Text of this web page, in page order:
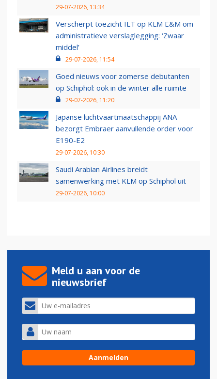
29-07-2026, 13:34
Verscherpt toezicht ILT op KLM E&M om
administratieve verslaglegging: ‘Zwaar
middel’
29-07-2026, 11:54
Goed nieuws voor zomerse debutanten
op Schiphol: ook in de winter alle ruimte
29-07-2026, 11:20
Japanse luchtvaartmaatschappij ANA
bezorgt Embraer aanvullende order voor
E190-E2
29-07-2026, 10:30
Saudi Arabian Airlines breidt
samenwerking met KLM op Schiphol uit
29-07-2026, 10:00
Meld u aan voor de
nieuwsbrief